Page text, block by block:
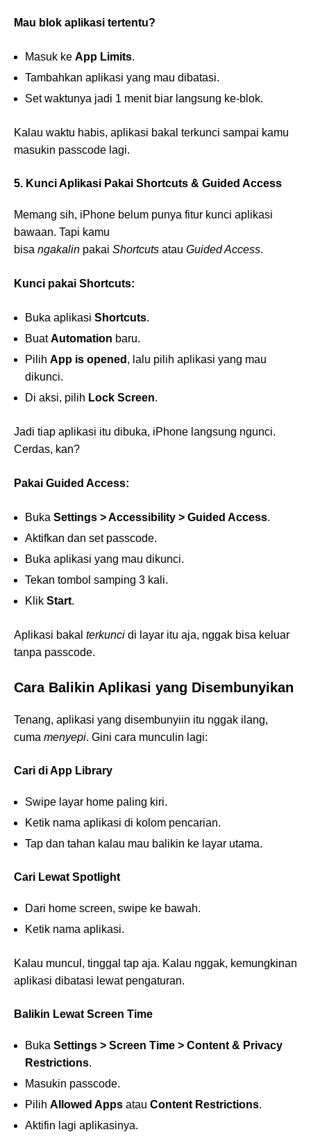
Mau blok aplikasi tertentu?
Masuk ke App Limits.
Tambahkan aplikasi yang mau dibatasi.
Set waktunya jadi 1 menit biar langsung ke-blok.
Kalau waktu habis, aplikasi bakal terkunci sampai kamu
masukin passcode lagi.
5. Kunci Aplikasi Pakai Shortcuts & Guided Access
Memang sih, iPhone belum punya fitur kunci aplikasi
bawaan. Tapi kamu
bisa ngakalin pakai Shortcuts atau Guided Access.
Kunci pakai Shortcuts:
Buka aplikasi Shortcuts.
BuatAutomation baru.
Pilih App is opened , lalu pilih aplikasi yang mau
dikunci.
Di aksi, pilih Lock Screen.
Jadi tiap aplikasi itu dibuka, iPhone langsung ngunci.
Cerdas, kan?
Pakai Guided Access:
Buka Settings > Accessibility > Guided Access.
Aktifkan dan set passcode.
Buka aplikasi yang mau dikunci.
Tekan tombol samping 3 kali.
Klik Start.
Aplikasi bakal terkunci di layar itu aja, nggak bisa keluar
tanpa passcode.
Cara Balikin Aplikasi yang Disembunyikan
Tenang, aplikasi yang disembunyiin itu nggak ilang,
cuma menyepi. Gini cara munculin lagi:
Cari di App Library
Swipe layar home paling kiri.
Ketik nama aplikasi di kolom pencarian.
Tap dan tahan kalau mau balikin ke layar utama.
Cari Lewat Spotlight
Dari home screen, swipe ke bawah.
Ketik nama aplikasi.
Kalau muncul, tinggal tap aja. Kalau nggak, kemungkinan
aplikasi dibatasi lewat pengaturan.
Balikin Lewat Screen Time
Buka Settings > Screen Time > Content & Privacy
Restrictions.
Masukin passcode.
Pilih Allowed Apps atau Content Restrictions.
Aktifin lagi aplikasinya.